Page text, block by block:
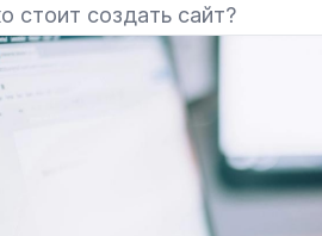
стоит создать сайт?